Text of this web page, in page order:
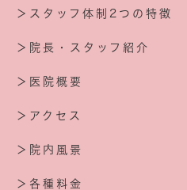
＞スタッフ体制2つの特徴
＞院長・スタッフ紹介
＞医院概要
＞アクセス
＞院内風景
＞各種料金